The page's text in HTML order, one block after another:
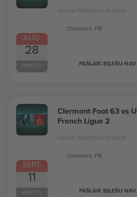
AUG.
28
PIEKTD.
Gabriel Montpied Stadium
Clermont, FR
PAŠLAIK BIĻEŠU NAV
SEPT.
11
PIEKTD.
Clermont Foot 63 vs
French Ligue 2
Gabriel Montpied Stadium
Clermont, FR
PAŠLAIK BIĻEŠU NAV